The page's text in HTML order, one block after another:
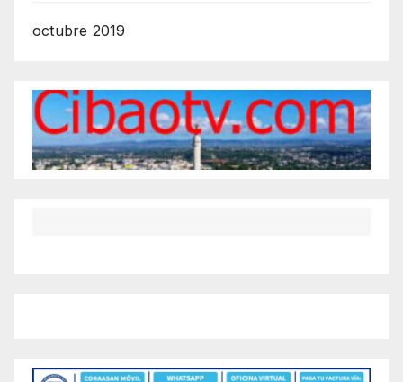
octubre 2019